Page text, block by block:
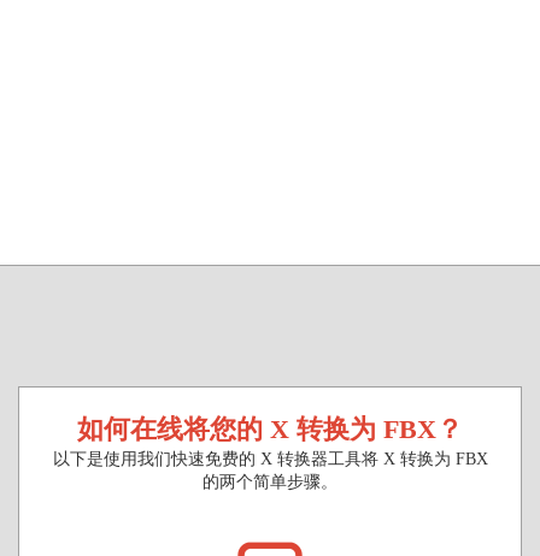
如何在线将您的 X 转换为 FBX？
以下是使用我们快速免费的 X 转换器工具将 X 转换为 FBX
的两个简单步骤。